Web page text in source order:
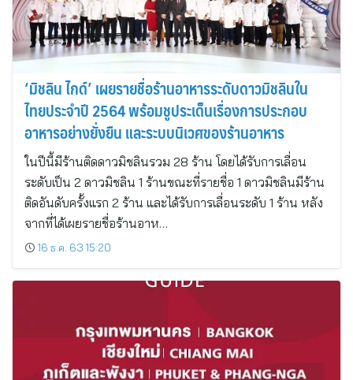
‘มิชลิน ไกด์’ เผยรายชื่อร้านอาหารระดับดาวมิชลินใน
ไทยประจำปี 2564 พร้อมชูประเด็นเรื่องการประกอบ
อาหารอย่างยั่งยืน และระบบนิเวศของร้านอาหาร
ในปีนี้มีร้านติดดาวมิชลินรวม 28 ร้าน โดยได้รับการเลื่อน
ระดับเป็น 2 ดาวมิชลิน 1 ร้านขณะที่รายชื่อ 1 ดาวมิชลินมีร้าน
ติดอันดับครั้งแรก 2 ร้าน และได้รับการเลื่อนระดับ 1 ร้าน หลัง
จากที่ได้เผยรายชื่อร้านอาห…
16 ธ.ค. 63 15:20